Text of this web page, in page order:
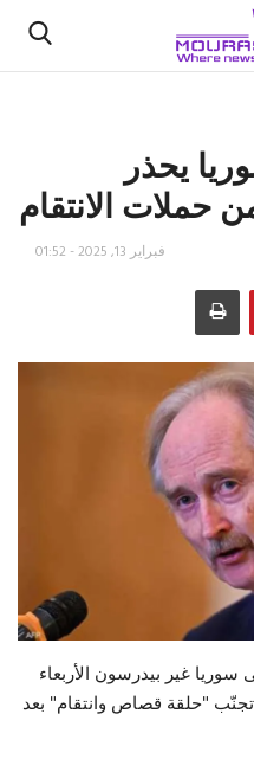
يحذر
حملات الانتقام
فبراير 13, 2025 - 01:52
غير بيدرسون الأربعاء
"حلقة قصاص وانتقام" بعد